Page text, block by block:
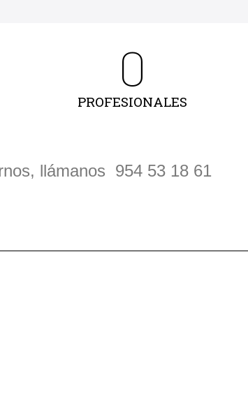
PROFESIONALES
0
llámanos 954 53 18 61